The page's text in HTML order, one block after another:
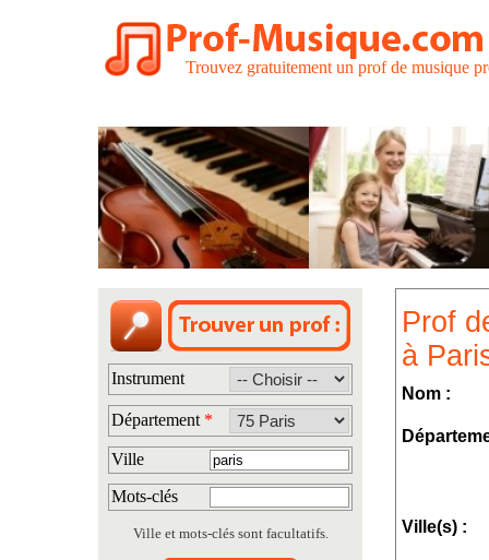
Trouvez gratuitement un prof de musique
Instrument
Département *
Ville
Mots-clés
Ville et mots-clés sont facultatifs.
Prof
à
Nom :
Ville(s) :